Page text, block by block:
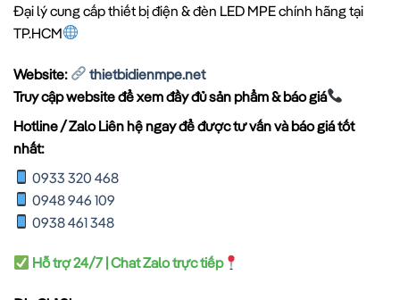
Đại lý cung cấp thiết bị điện & đèn LED MPE chính hãng tại
TP.HCM
Website:
thietbidienmpe.net
Truy cập website để xem đầy đủ sản phẩm & báo giá
Hotline / Zalo Liên hệ ngay để được tư vấn và báo giá tốt
nhất:
0933 320 468
0948 946 109
0938 461 348
Hỗ trợ 24/7 | Chat Zalo trực tiếp